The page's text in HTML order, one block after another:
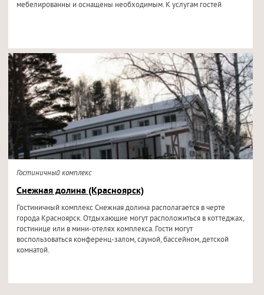
мебелированны и оснащены необходимым. К услугам гостей
Гостиничный комплекс
Снежная долина (Красноярск)
Гостиничный комплекс Снежная долина располагается в черте
города Красноярск. Отдыхающие могут расположиться в коттеджах,
гостинице или в мини-отелях комплекса. Гости могут
воспользоваться конференц-залом, сауной, бассейном, детской
комнатой.